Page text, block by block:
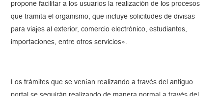
propone facilitar a los usuarios la realización de los procesos
que tramita el organismo, que incluye solicitudes de divisas
para viajes al exterior, comercio electrónico, estudiantes,
importaciones, entre otros servicios».
Los trámites que se venían realizando a través del antiguo